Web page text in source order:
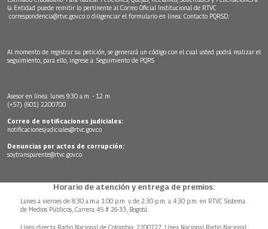
la Entidad puede remitir lo pertinente al Correo Oficial Institucional de RTVC
correspondencia@rtvc.gov.co o diligenciar el formulario en línea: Contacto PQRSD.
Al momento de registrar su petición, se generará un código con el cual usted podrá realizar el
seguimiento, para ello, ingrese a: Seguimiento de PQRS
Asesor en línea: lunes 9:30 a.m. - 12 m
(+57) (601) 2200700
Correo de notificaciones judiciales:
notificacionesjudiciales@rtvc.gov.co
Denuncias por actos de corrupción:
soytransparente@rtvc.gov.co
Horario de atención y entrega de premios:
Lunes a viernes de 8:30 a.m.a 1:00 p.m. y de 2:30 p.m. a 4:30 p.m. en RTVC Sistema
de Medios Públicos, Carrera 45 # 26-33, Bogotá.
Línea directa Radio Nacional de Colombia: 2200727, Línea Nacional Radio Nacional